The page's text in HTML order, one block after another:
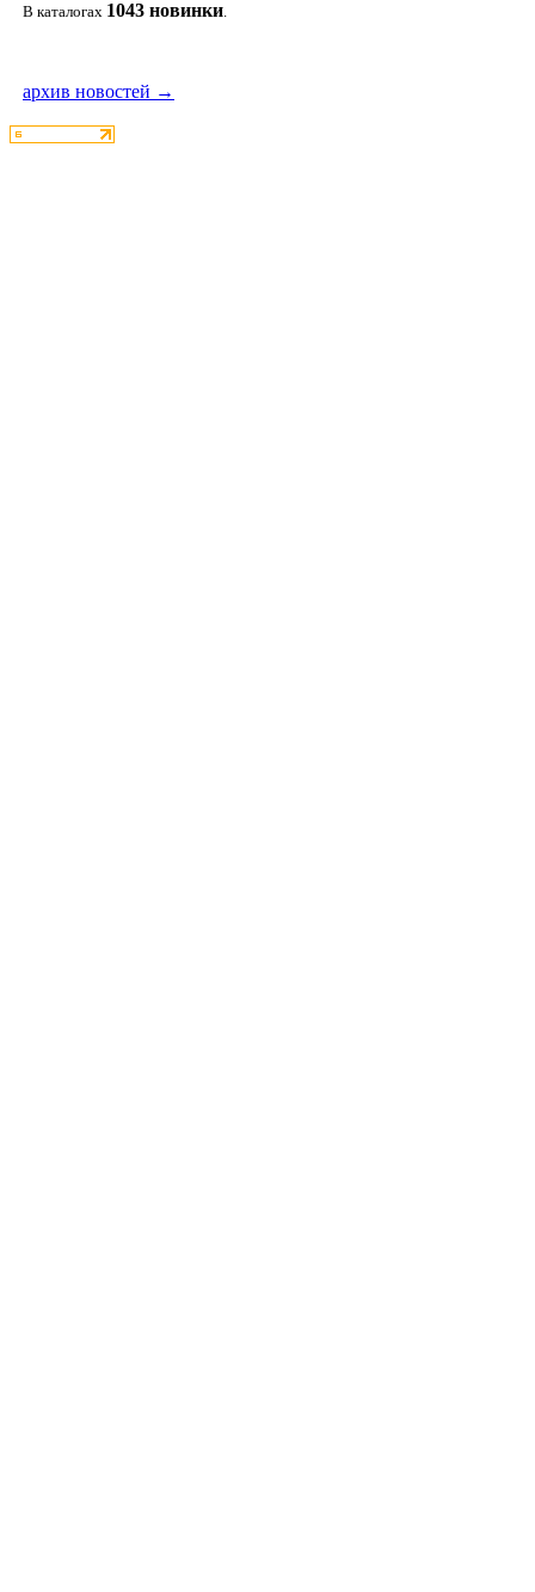
В каталогах 1043 новинки.
архив новостей →